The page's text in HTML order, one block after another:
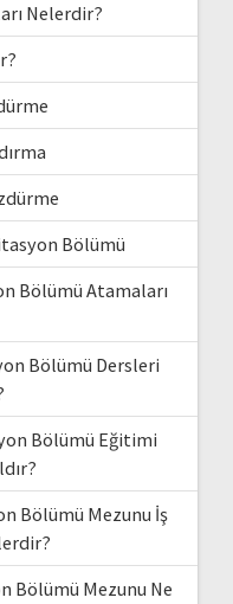
Nelerdir?
Bölümü
Bölümü Atamaları
Bölümü Dersleri
Bölümü Eğitimi
Bölümü Mezunu İş
Bölümü Mezunu Ne